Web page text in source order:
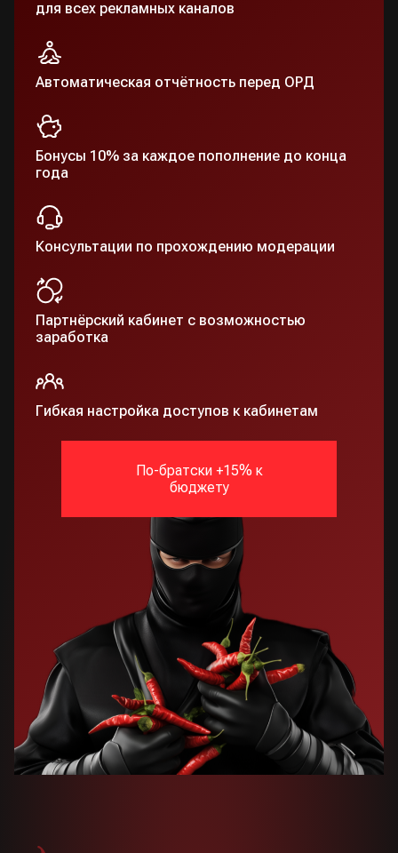
для всех рекламных каналов
Автоматическая отчётность перед ОРД
Бонусы 10% за каждое пополнение до конца
года
Консультации по прохождению модерации
Партнёрский кабинет с возможностью
заработка
Гибкая настройка доступов к кабинетам
По-братски +15% к
бюджету